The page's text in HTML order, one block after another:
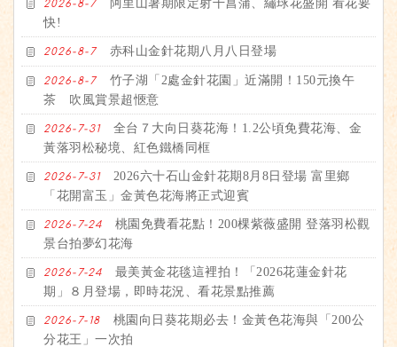
2026-8-7
快!
2026-8-7 赤科山金針花期八月八日登場
2026-8-7
竹子湖「2處金針花園」近滿開！150元換午
茶 吹風賞景超愜意
2026-7-31
全台７大向日葵花海！1.2公頃免費花海、金
黃落羽松秘境、紅色鐵橋同框
2026-7-31
2026六十石山金針花期8月8日登場 富里鄉
「花開富玉」金黃色花海將正式迎賓
2026-7-24
桃園免費看花點！200棵紫薇盛開 登落羽松觀
景台拍夢幻花海
2026-7-24
最美黃金花毯這裡拍！「2026花蓮金針花
期」８月登場，即時花況、看花景點推薦
2026-7-18
桃園向日葵花期必去！金黃色花海與「200公
分花王」一次拍